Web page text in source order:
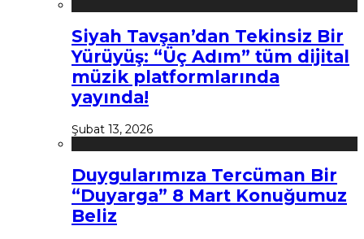
Siyah Tavşan’dan Tekinsiz Bir
Yürüyüş: “Üç Adım” tüm dijital
müzik platformlarında
yayında!
Şubat 13, 2026
Duygularımıza Tercüman Bir
“Duyarga” 8 Mart Konuğumuz
Beliz